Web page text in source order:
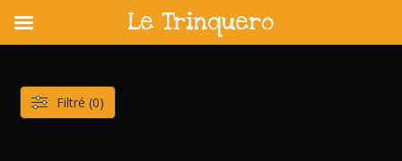
content
Filtré (0)
Le Trinquero